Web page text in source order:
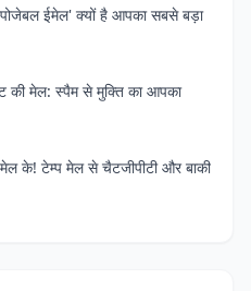
ईमेल' क्यों है आपका सबसे बड़ा
की मेल: स्पैम से मुक्ति का आपका
के! टेम्प मेल से चैटजीपीटी और बाकी